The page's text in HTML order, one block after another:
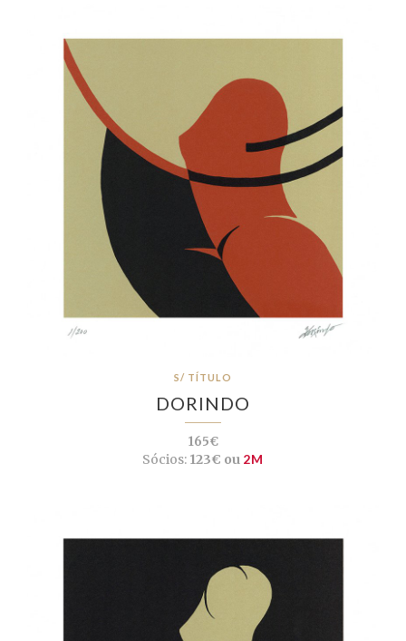
S/ TÍTULO
DORINDO
165€
Sócios: 123€ ou 2M